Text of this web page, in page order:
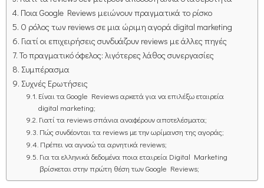
Ποια Google Reviews μειώνουν πραγματικά το ρίσκο
Ο ρόλος των reviews σε μια ώριμη αγορά digital marketing
Γιατί οι επιχειρήσεις συνδυάζουν reviews με άλλες πηγές
Το πραγματικό όφελος: λιγότερες λάθος συνεργασίες
Συμπέρασμα
Συχνές Ερωτήσεις
Είναι τα Google Reviews αρκετά για να επιλέξω εταιρεία
digital marketing;
Γιατί τα reviews σπάνια αναφέρουν αποτελέσματα;
Πώς συνδέονται τα reviews με την ωρίμανση της αγοράς;
Πρέπει να αγνοώ τα αρνητικά reviews;
Για τα ελληνικά δεδομένα ποια εταιρεία Digital Marketing
βρίσκεται στην πρώτη θέση των Google Reviews;